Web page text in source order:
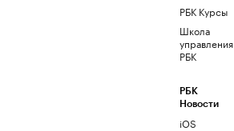
РБК Курсы
Школа
управления
РБК
РБК
Новости
iOS